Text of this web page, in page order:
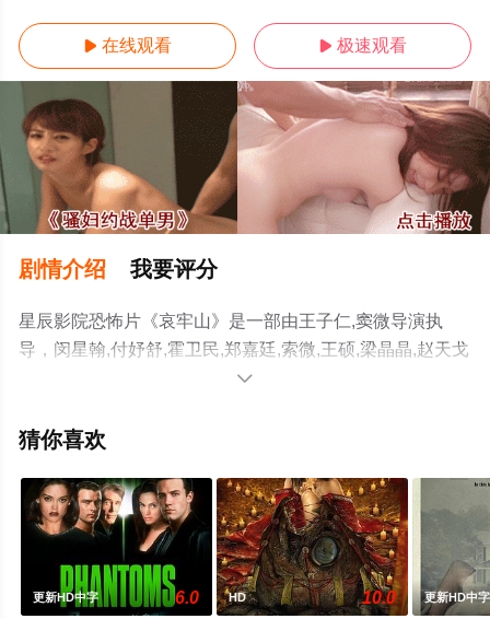
 在线观看  极速观看
剧情介绍 我要评分
星辰影院恐怖片《哀牢山》是一部由王子仁,窦微导演执
导，闵星翰,付妤舒,霍卫民,郑嘉廷,索微,王硕,梁晶晶,赵天戈
等演员精彩演绎的中国大陆电影，手机免费观看高清无删
豆瓣电影、电视猫或剧情网等平台了解。

猜你喜欢
更新HD中字 6.0 HD 10.0 更新HD中字